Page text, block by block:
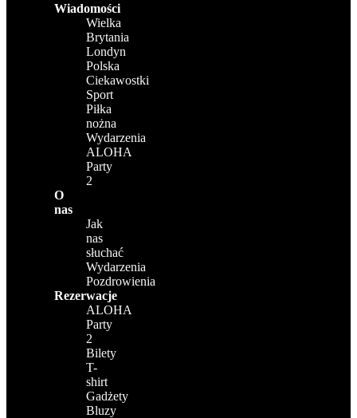
Wiadomości
Wielka
Brytania
Londyn
Polska
Ciekawostki
Sport
Piłka
nożna
Wydarzenia
ALOHA
Party
2
O
nas
Jak
nas
słuchać
Wydarzenia
Pozdrowienia
Rezerwacje
ALOHA
Party
2
Bilety
T-
shirt
Gadżety
Bluzy